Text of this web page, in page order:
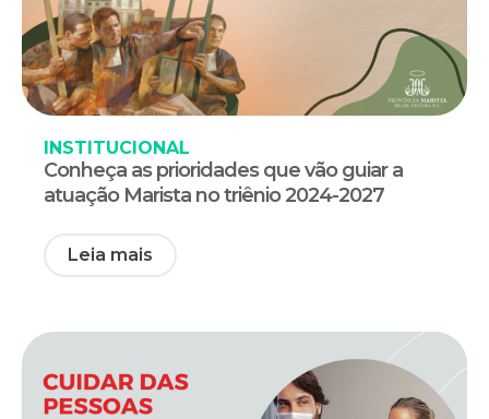
INSTITUCIONAL
Conheça as prioridades que vão guiar a
atuação Marista no triênio 2024-2027
Leia mais